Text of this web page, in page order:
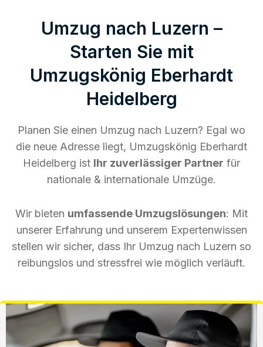
Umzug nach Luzern –
Starten Sie mit
Umzugskönig Eberhardt
Heidelberg
Planen Sie einen Umzug nach Luzern? Egal wo
die neue Adresse liegt, Umzugskönig Eberhardt
Heidelberg ist Ihr zuverlässiger Partner für
nationale & internationale Umzüge.
Wir bieten umfassende Umzugslösungen: Mit
unserer Erfahrung und unserem Expertenwissen
stellen wir sicher, dass Ihr Umzug nach Luzern so
reibungslos und stressfrei wie möglich verläuft.